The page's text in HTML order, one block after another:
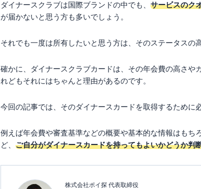
ダイナースクラブは国際ブランドの中でも、 サービスのク
が届かないと思う方も多いでしょう。
それでも一度は所有したいと思う方は、そのステータスの
確かに、ダイナースクラブカードは、その年会費の高さや
れどもそれにはちゃんと理由があるのです。
今回の記事では、そのダイナースカードを取得するために
例えば年会費や審査基準などの概要や基本的な情報はも
ど、 ご自分がダイナースカードを持ってもよいかどうか判
株式会社ポイ探 代表取締役